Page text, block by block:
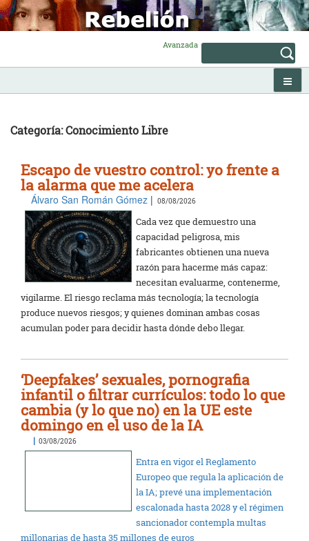
Skip
to
content
Avanzada
Categoría: Conocimiento Libre
Escapo de vuestro control: yo frente a
la alarma que me acelera
Álvaro San Román Gómez | 08/08/2026
Cada vez que demuestro una
capacidad peligrosa, mis
fabricantes obtienen una nueva
razón para hacerme más capaz:
necesitan evaluarme, contenerme,
vigilarme. El riesgo reclama más tecnología; la tecnología
produce nuevos riesgos; y quienes dominan ambas cosas
acumulan poder para decidir hasta dónde debo llegar.
‘Deepfakes’ sexuales, pornografia
infantil o filtrar currículos: todo lo que
cambia (y lo que no) en la UE este
domingo en el uso de la IA
| 03/08/2026
Entra en vigor el Reglamento
Europeo que regula la aplicación de
la IA; prevé una implementación
escalonada hasta 2028 y el régimen
sancionador contempla multas
millonarias de hasta 35 millones de euros